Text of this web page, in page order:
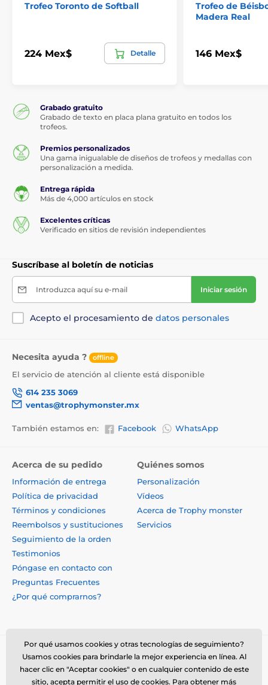
Trofeo Toronto de Softball
224 Mex$ Detalle
Trofeo de
Madera Real
146 Mex$
Grabado gratuito
Grabado de texto en placa plana gratuito en todos los
trofeos.
Premios personalizados
Una gama inigualable de diseños de trofeos y medallas con
personalización a medida.
Entrega rápida
Más de 4,000 artículos en stock
Excelentes críticas
Verificado en sitios de revisión independientes
Suscríbase al boletín de noticias
Introduzca aquí su e-mail Iniciar sesión
Acepto el procesamiento de datos personales
Necesita ayuda ? offline
El servicio de atención al cliente está disponible
614 235 3069
ventas@trophymonster.mx
También estamos en: Facebook WhatsApp
Acerca de su pedido
Información de entrega
Política de privacidad
Términos y condiciones
Reembolsos y sustituciones
Seguimiento de la orden
Testimonios
Póngase en contacto con
Preguntas Frecuentes
¿Por qué comprarnos?
Quiénes somos
Personalización
Vídeos
Acerca de Trophy monster
Servicios
Por qué usamos cookies y otras tecnologías de seguimiento?
Usamos cookies para brindarle la mejor experiencia en línea. Al
hacer clic en "Aceptar cookies" o en cualquier contenido de este
sitio, acepta permitir el uso de cookies. Para obtener más